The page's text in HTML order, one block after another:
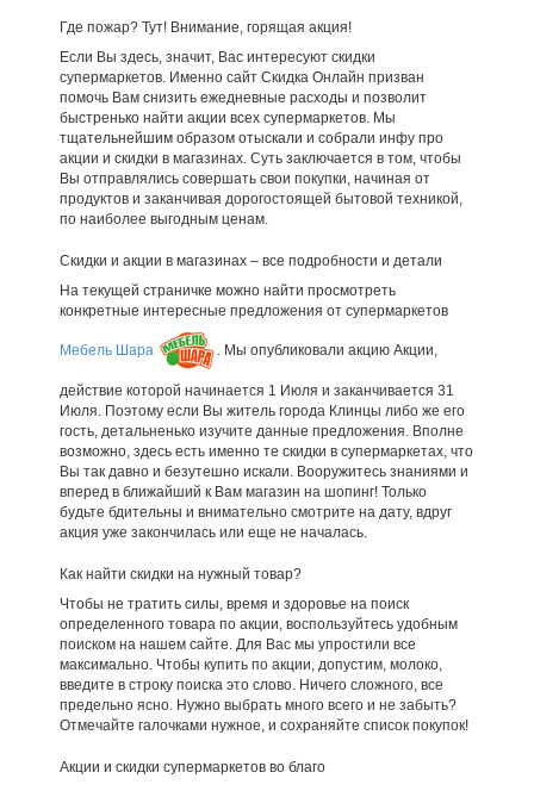
Где пожар? Тут! Внимание, горящая акция!
Если Вы здесь, значит, Вас интересуют скидки
супермаркетов. Именно сайт Скидка Онлайн призван
помочь Вам снизить ежедневные расходы и позволит
быстренько найти акции всех супермаркетов. Мы
тщательнейшим образом отыскали и собрали инфу про
акции и скидки в магазинах. Суть заключается в том, чтобы
Вы отправлялись совершать свои покупки, начиная от
продуктов и заканчивая дорогостоящей бытовой техникой,
по наиболее выгодным ценам.
Скидки и акции в магазинах – все подробности и детали
На текущей страничке можно найти просмотреть
конкретные интересные предложения от супермаркетов
Мебель Шара . Мы опубликовали акцию Акции,
действие которой начинается 1 Июля и заканчивается 31
Июля. Поэтому если Вы житель города Клинцы либо же его
гость, детальненько изучите данные предложения. Вполне
возможно, здесь есть именно те скидки в супермаркетах, что
Вы так давно и безутешно искали. Вооружитесь знаниями и
вперед в ближайший к Вам магазин на шопинг! Только
будьте бдительны и внимательно смотрите на дату, вдруг
акция уже закончилась или еще не началась.
Как найти скидки на нужный товар?
Чтобы не тратить силы, время и здоровье на поиск
определенного товара по акции, воспользуйтесь удобным
поиском на нашем сайте. Для Вас мы упростили все
максимально. Чтобы купить по акции, допустим, молоко,
введите в строку поиска это слово. Ничего сложного, все
предельно ясно. Нужно выбрать много всего и не забыть?
Отмечайте галочками нужное, и сохраняйте список покупок!
Акции и скидки супермаркетов во благо